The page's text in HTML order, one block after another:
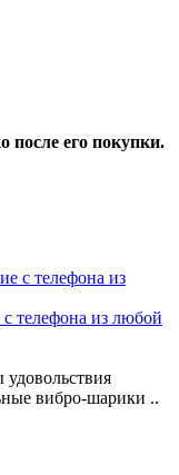
после его покупки.
телефона из любой
вибро-шарики ..